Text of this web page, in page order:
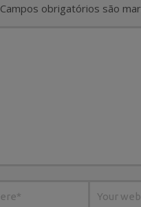
Campos obrigatórios são